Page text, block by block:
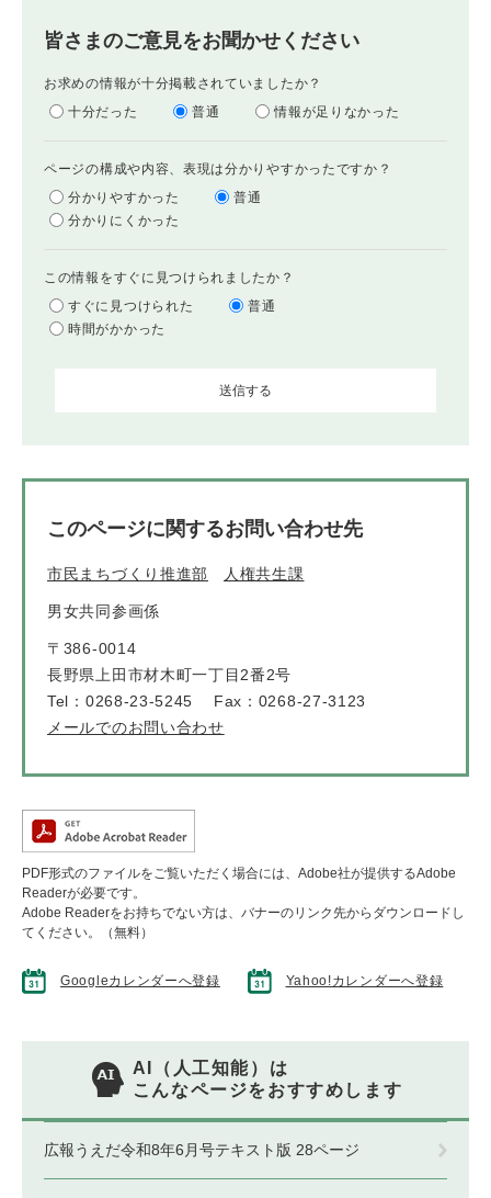
皆さまのご意見をお聞かせください
お求めの情報が十分掲載されていましたか？
十分だった
普通 情報が足りなかった
ページの構成や内容、表現は分かりやすかったですか？
分かりやすかった
普通
分かりにくかった
この情報をすぐに見つけられましたか？
すぐに見つけられた
普通
時間がかかった
このページに関するお問い合わせ先
市民まちづくり推進部 人権共生課
男女共同参画係
〒386-0014
長野県上田市材木町一丁目2番2号
Tel：0268-23-5245
Fax：0268-27-3123
メールでのお問い合わせ
PDF形式のファイルをご覧いただく場合には、Adobe社が提供するAdobe
Readerが必要です。
Adobe Readerをお持ちでない方は、バナーのリンク先からダウンロードし
てください。（無料）
Googleカレンダーへ登録 Yahoo!カレンダーへ登録
AI（人工知能）は
こんなページをおすすめします
広報うえだ令和8年6月号テキスト版 28ページ